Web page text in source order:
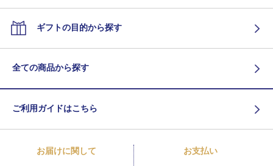
ギフトの目的から探す
全ての商品から探す
ご利用ガイドはこちら
お届けに関して お支払い